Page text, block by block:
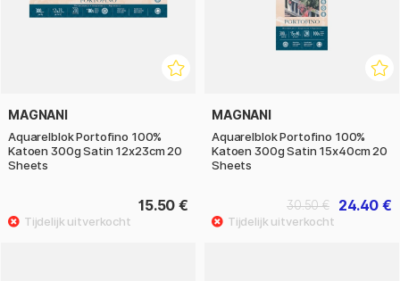
MAGNANI
Aquarelblok Portofino 100%
Katoen 300g Satin 12x23cm 20
Sheets
15.50 €
MAGNANI
Aquarelblok Portofino 100%
Katoen 300g Satin 15x40cm 20
Sheets
24.40 €
30.50 €